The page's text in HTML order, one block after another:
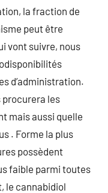
la fraction de
peut être
vont suivre, nous
d’administration.
procurera les
mais aussi quelle
. Forme la plus
possèdent
faible parmi toutes
le cannabidiol